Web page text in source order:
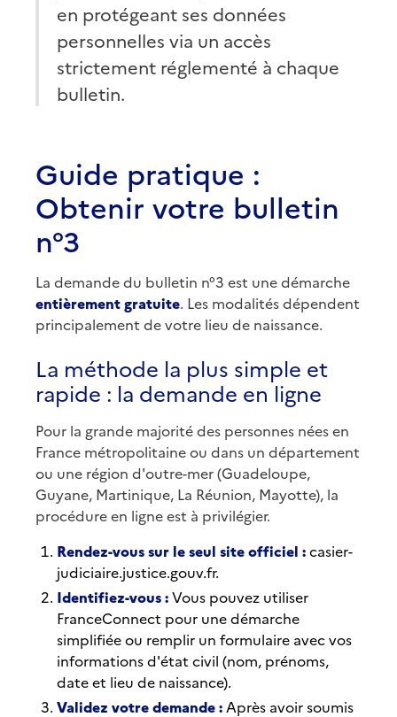
en protégeant ses données
personnelles via un accès
strictement réglementé à chaque
bulletin.
Guide pratique :
Obtenir votre bulletin
n°3
La demande du bulletin n°3 est une démarche
entièrement gratuite. Les modalités dépendent
principalement de votre lieu de naissance.
La méthode la plus simple et
rapide : la demande en ligne
Pour la grande majorité des personnes nées en
France métropolitaine ou dans un département
ou une région d'outre-mer (Guadeloupe,
Guyane, Martinique, La Réunion, Mayotte), la
procédure en ligne est à privilégier.
Rendez-vous sur le seul site officiel :casier-
judiciaire.justice.gouv.fr.
Identifiez-vous :Vous pouvez utiliser
FranceConnect pour une démarche
simplifiée ou remplir un formulaire avec vos
informations d'état civil (nom, prénoms,
date et lieu de naissance).
Validez votre demande : Après avoir soumis